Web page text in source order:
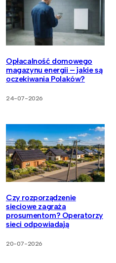
Opłacalność domowego
magazynu energii – jakie są
oczekiwania Polaków?
24-07-2026
Czy rozporządzenie
sieciowe zagraża
prosumentom? Operatorzy
sieci odpowiadają
20-07-2026